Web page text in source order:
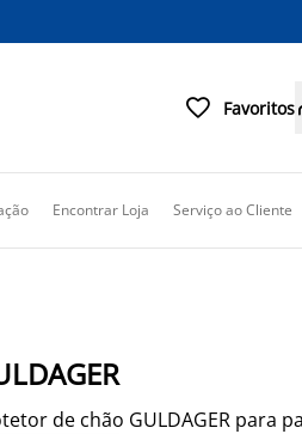
 Favoritos
Encontrar Loja Serviço ao Cliente
de chão GULDAGER para